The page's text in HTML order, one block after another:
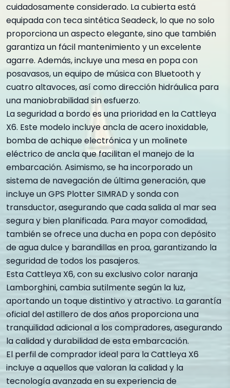
cuidadosamente considerado. La cubierta está
equipada con teca sintética Seadeck, lo que no solo
proporciona un aspecto elegante, sino que también
garantiza un fácil mantenimiento y un excelente
agarre. Además, incluye una mesa en popa con
posavasos, un equipo de música con Bluetooth y
cuatro altavoces, así como dirección hidráulica para
una maniobrabilidad sin esfuerzo.
La seguridad a bordo es una prioridad en la Cattleya
X6. Este modelo incluye ancla de acero inoxidable,
bomba de achique electrónica y un molinete
eléctrico de ancla que facilitan el manejo de la
embarcación. Asimismo, se ha incorporado un
sistema de navegación de última generación, que
incluye un GPS Plotter SIMRAD y sonda con
transductor, asegurando que cada salida al mar sea
segura y bien planificada. Para mayor comodidad,
también se ofrece una ducha en popa con depósito
de agua dulce y barandillas en proa, garantizando la
seguridad de todos los pasajeros.
Esta Cattleya X6, con su exclusivo color naranja
Lamborghini, cambia sutilmente según la luz,
aportando un toque distintivo y atractivo. La garantía
oficial del astillero de dos años proporciona una
tranquilidad adicional a los compradores, asegurando
la calidad y durabilidad de esta embarcación.
El perfil de comprador ideal para la Cattleya X6
incluye a aquellos que valoran la calidad y la
tecnología avanzada en su experiencia de